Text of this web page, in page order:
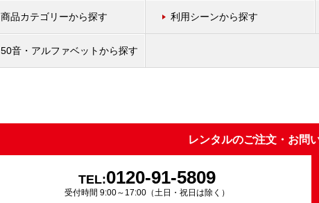
商品カテゴリーから探す 利用シーンから探す
50音・アルファベットから探す
レンタルのご注文・お問
TEL:0120-91-5809
受付時間 9:00～17:00（土日・祝日は除く）